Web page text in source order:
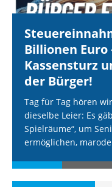
Billionen
Kassensturz
der Bürger!
Tag für Tag hören
dieselbe Leier: Es
Spielräume“, um
ermöglichen, marode